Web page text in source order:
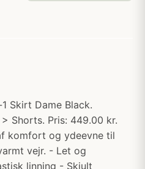
Skirt Dame Black.
Shorts. Pris: 449.00 kr.
komfort og ydeevne til
vejr. - Let og
linning - Skjult